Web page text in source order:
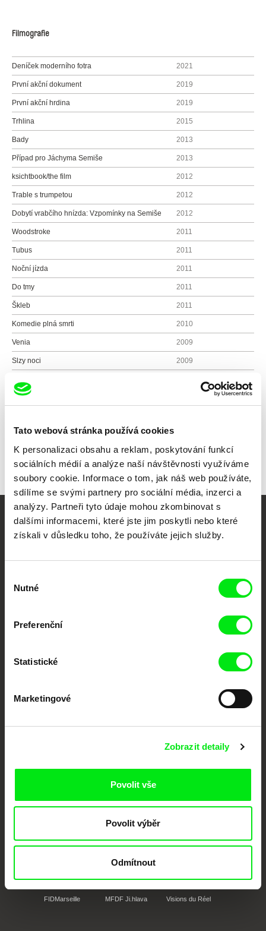
Tato webová stránka používá cookies
K personalizaci obsahu a reklam, poskytování funkcí
sociálních médií a analýze naší návštěvnosti využíváme
soubory cookie. Informace o tom, jak náš web používáte,
sdílíme se svými partnery pro sociální média, inzerci a
analýzy. Partneři tyto údaje mohou zkombinovat s
dalšími informacemi, které jste jim poskytli nebo které
získali v důsledku toho, že používáte jejich služby.
souhlasu
Nutné
Preferenční
Statistické
Marketingové
Zobrazit detaily
Povolit vše
Povolit výběr
Odmítnout
Filmografie
Deníček moderního fotra 2021
První akční dokument 2019
První akční hrdina 2019
Trhlina 2015
Bady 2013
Případ pro Jáchyma Semiše 2013
ksichtbook/the film 2012
Trable s trumpetou 2012
Dobytí vrabčího hnízda: Vzpomínky na Semiše 2012
Woodstroke 2011
Tubus 2011
Noční jízda 2011
Do tmy 2011
Škleb 2011
Komedie plná smrti 2010
Venia 2009
Slzy noci 2009
Vaše online
Portál DAFilms.cz je výsledkem tvůrčí spolupráce 7 klíčových evropských
Millennium Docs
FIDMarseille MFDF Ji.hlava Visions du Réel